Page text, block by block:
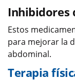
Inhibidores
Estos
para mejorar la
abdominal.
Terapia